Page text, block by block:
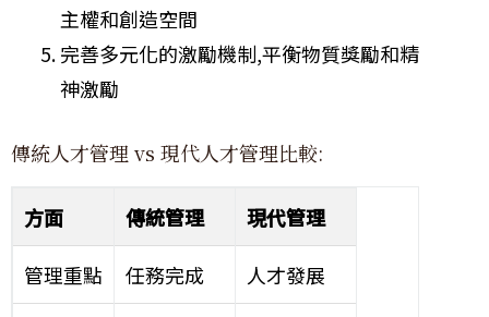
主權和創造空間
完善多元化的激勵機制,平衡物質獎勵和精
神激勵
傳統人才管理 vs 現代人才管理比較:
方面 傳統管理 現代管理
管理重點 任務完成 人才發展